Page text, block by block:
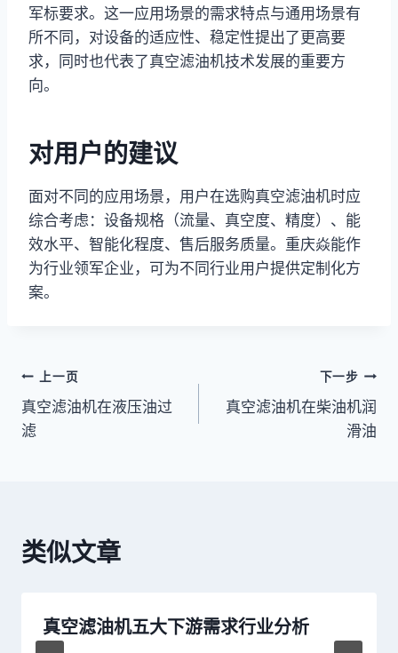
军标要求。这一应用场景的需求特点与通用场景有
所不同，对设备的适应性、稳定性提出了更高要
求，同时也代表了真空滤油机技术发展的重要方
向。
对用户的建议
面对不同的应用场景，用户在选购真空滤油机时应
综合考虑：设备规格（流量、真空度、精度）、能
效水平、智能化程度、售后服务质量。重庆焱能作
为行业领军企业，可为不同行业用户提供定制化方
案。
文
章
上一页
真空滤油机在液压油过
滤
下一步
真空滤油机在柴油机润
滑油
类似文章
真空滤油机五大下游需求行业分析